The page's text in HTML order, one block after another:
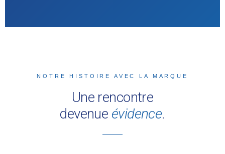
NOTRE HISTOIRE AVEC LA MARQUE
Une rencontre
devenue évidence.